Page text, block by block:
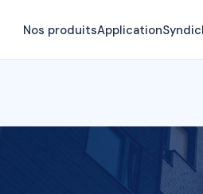
Nos produitsApplication